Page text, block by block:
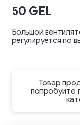
50 GEL
Большой
регулируется по
Товар
попробуйте